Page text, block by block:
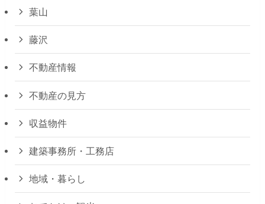
葉山
藤沢
不動産情報
不動産の見方
収益物件
建築事務所・工務店
地域・暮らし